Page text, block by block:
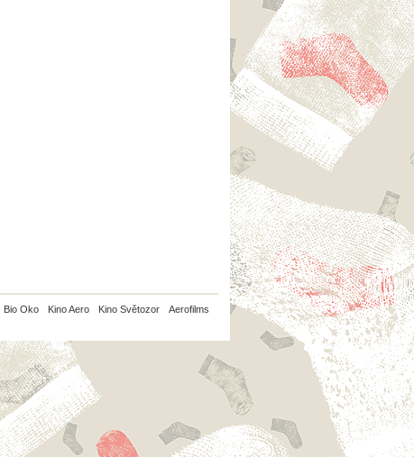
Bio Oko Kino Aero Kino Světozor Aerofilms